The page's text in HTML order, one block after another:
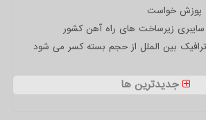
پوزش خواست
زیرساخت های راه آهن کشور
ترافیک بین الملل از حجم بسته کسر می شود
جدیدترین ها